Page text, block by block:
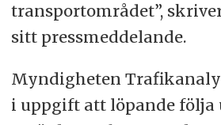
transportområdet”,
sitt pressmeddelande.
Myndigheten
i uppgift att löpande följa